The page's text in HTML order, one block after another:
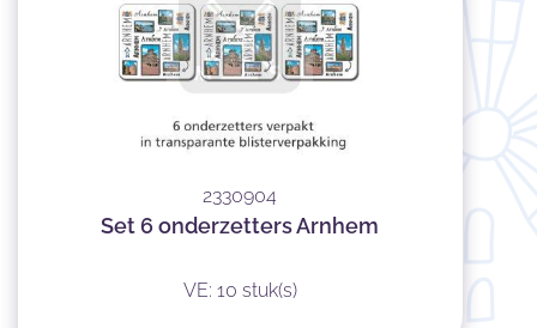
2330904
Set 6 onderzetters Arnhem
VE: 10 stuk(s)